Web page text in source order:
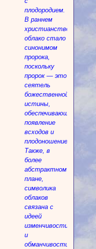
плодородием.
В раннем
христианстве
облако стало
синонимом
пророка,
поскольку
пророк — это
сеятель
божественной
истины,
обеспечивающий
появление
всходов и
плодоношение.
Также, в
более
абстрактном
плане,
символика
облаков
связана с
идеей
изменчивости
и
обманчивости